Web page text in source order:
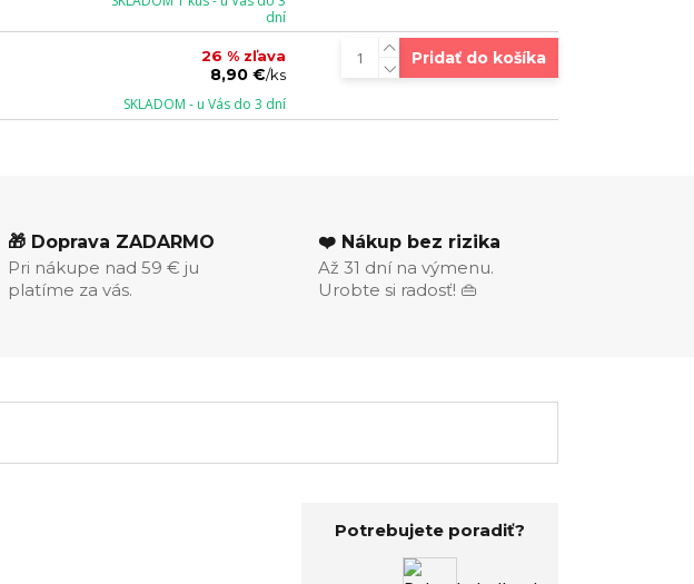
dní
26 % zľava
8,90 €/ks
SKLADOM - u Vás do 3 dní
Pridať do košíka
🎁 Doprava ZADARMO
Pri nákupe nad 59 € ju
platíme za vás.
❤️ Nákup bez rizika
Až 31 dní na výmenu.
Urobte si radosť! 👜
Potrebujete poradiť?